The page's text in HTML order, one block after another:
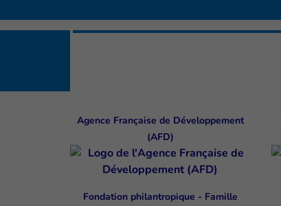
Agence Française de Développement
(AFD)
Fondation philantropique - Famille